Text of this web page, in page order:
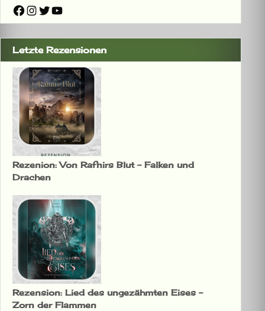
Facebook
Instagram
Twitter
YouTube
Letzte Rezensionen
Rezenion: Von Rafnirs Blut – Falken und
Drachen
Rezension: Lied des ungezähmten Eises –
Zorn der Flammen